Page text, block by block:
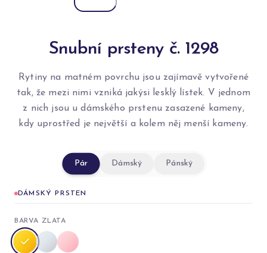
Snubní prsteny č. 1298
Rytiny na matném povrchu jsou zajímavě vytvořené
tak, že mezi nimi vzniká jakýsi lesklý lístek. V jednom
z nich jsou u dámského prstenu zasazené kameny,
kdy uprostřed je největší a kolem něj menší kameny.
Pár Dámský Pánský
DÁMSKÝ PRSTEN
BARVA ZLATA